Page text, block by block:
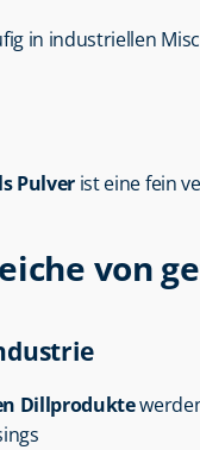
in industriellen
Pulver ist eine fein
von
Dillprodukte